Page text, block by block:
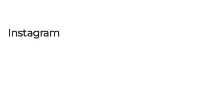
Instagram